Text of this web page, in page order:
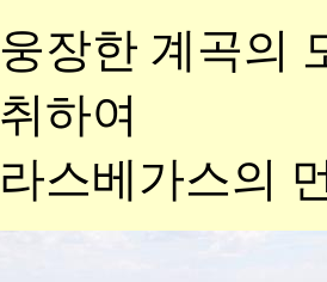
웅장한 계곡의
취하여
라스베가스의